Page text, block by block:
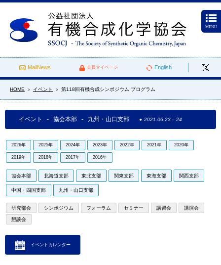
MailNews 会員マイページ English
MENU
HOME > イベント > 第118回有機合成シンポジウム プログラム
イベント - 協会本部 - 九州・山口支部 2021.06.23 – 24
2026年 2025年 2024年 2023年 2022年 2021年 2020年
2019年 2018年 2017年 2016年
協会本部 北海道支部 東北支部 関東支部 東海支部 関西支部
中国・四国支部 九州・山口支部
研究部会 シンポジウム フォーラム セミナー 講習会 講演会
懇談会
イベントカレンダー